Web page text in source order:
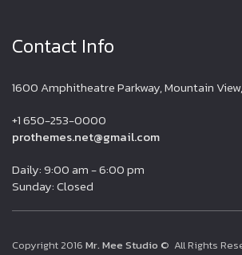
Contact Info
1600 Amphitheatre Parkway, Mountain
+1 650-253-0000
prothemes.net@gmail.com
Daily: 9:00 am - 6:00 pm
Sunday: Closed
Copyright 2016 Mr. Mee Studio © All Rights